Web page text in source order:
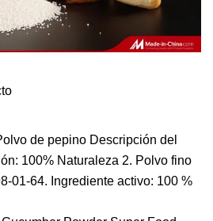
de pepino Descripción del
100% Naturaleza 2. Polvo fino
01-64. Ingrediente activo: 100 %